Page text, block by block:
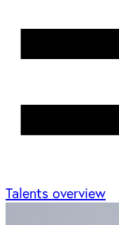
Talents overview